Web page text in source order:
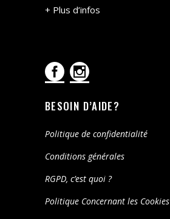
+ Plus d’infos
BESOIN D’AIDE?
Politique de confidentialité
Conditions générales
RGPD, c’est quoi ?
Politique Concernant les Cookies